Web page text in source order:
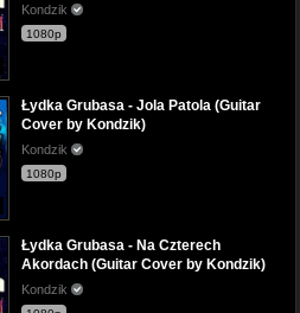
Kondzik
1080p
Łydka Grubasa - Jola Patola (Guitar
Cover by Kondzik)
Kondzik
1080p
Łydka Grubasa - Na Czterech
Akordach (Guitar Cover by Kondzik)
Kondzik